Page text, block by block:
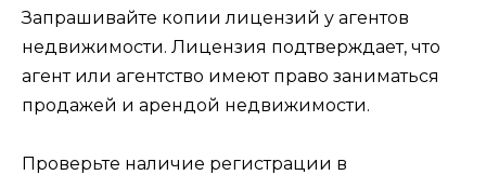
Запрашивайте копии лицензий у агентов
недвижимости. Лицензия подтверждает, что
агент или агентство имеют право заниматься
продажей и арендой недвижимости.
Проверьте наличие регистрации в